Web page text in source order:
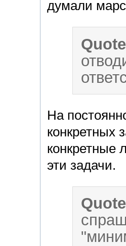
думали
На
конкретных
конкретные
эти задачи.